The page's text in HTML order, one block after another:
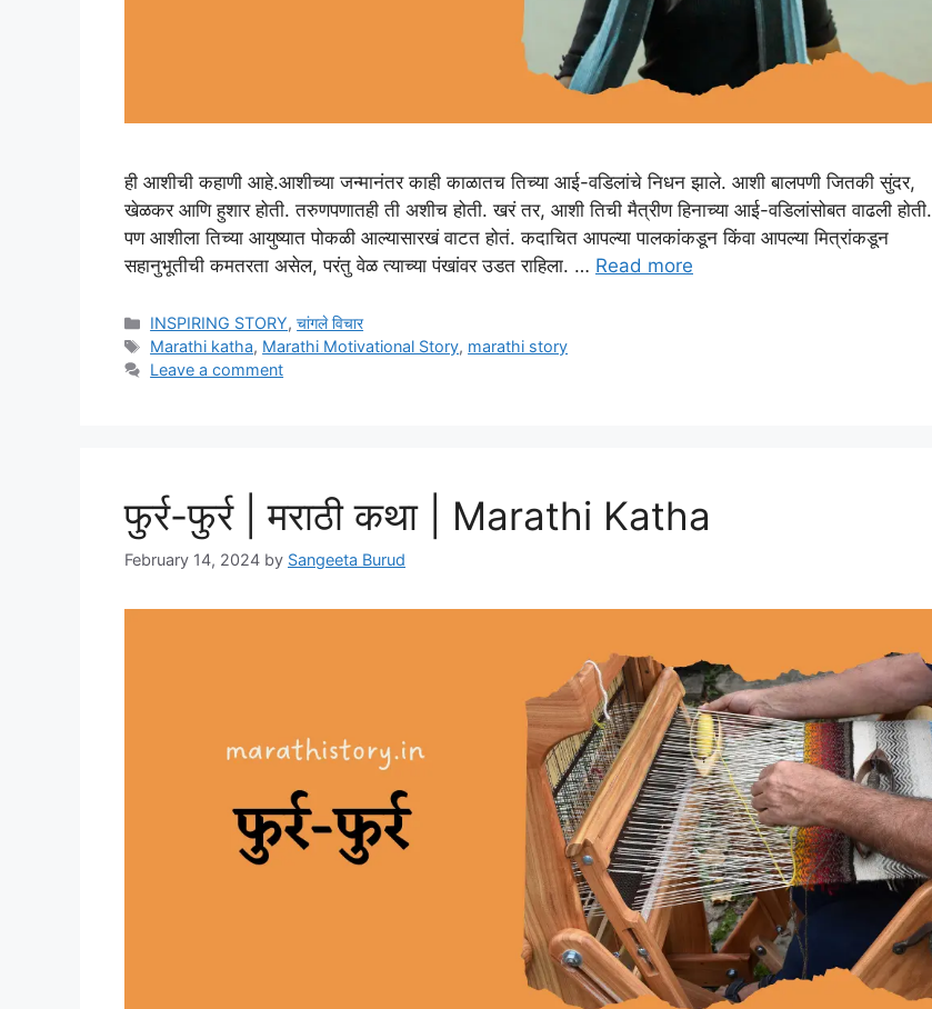
ही आशीची कहाणी आहे.आशीच्या जन्मानंतर काही काळातच तिच्या आई-वडिलांचे निधन झाले. आशी बालपणी जितकी सुंदर,
खेळकर आणि हुशार होती. तरुणपणातही ती अशीच होती. खरं तर, आशी तिची मैत्रीण हिनाच्या आई-वडिलांसोबत वाढली होती.
पण आशीला तिच्या आयुष्यात पोकळी आल्यासारखं वाटत होतं. कदाचित आपल्या पालकांकडून किंवा आपल्या मित्रांकडून
सहानुभूतीची कमतरता असेल, परंतु वेळ त्याच्या पंखांवर उडत राहिला. … Read more
Categories
INSPIRING STORY,चांगले विचार
Tags
Marathi katha, Marathi Motivational Story, marathi story
Leave a comment
फुर्र-फुर्र | मराठी कथा | Marathi Katha
February 14, 2024 by Sangeeta Burud